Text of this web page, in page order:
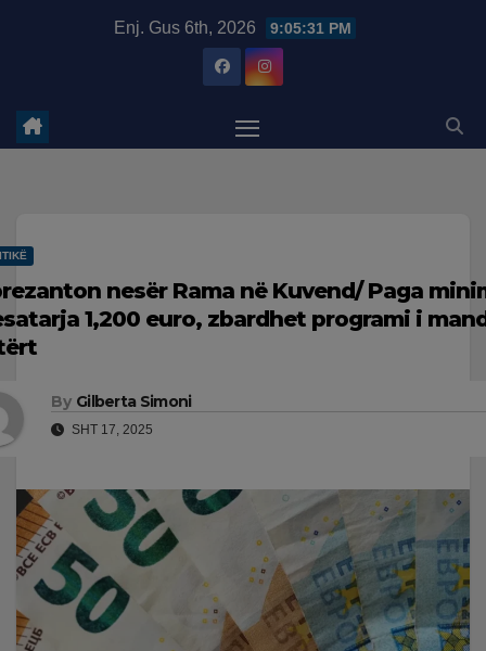
Enj. Gus 6th, 2026 9:05:32 PM
nesër Rama në Kuvend/ Paga
1,200 euro, zbardhet programi i
By Gilberta Simoni
SHT 17, 2025